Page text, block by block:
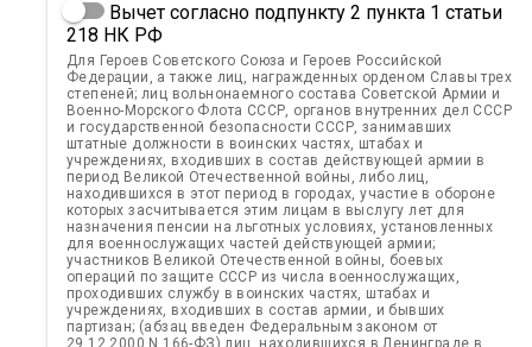
Вычет согласно подпункту 2 пункта 1 статьи
218 НК РФ
Для Героев Советского Союза и Героев Российской
Федерации, а также лиц, награжденных орденом Славы трех
степеней; лиц вольнонаемного состава Советской Армии и
Военно-Морского Флота СССР, органов внутренних дел СССР
и государственной безопасности СССР, занимавших
штатные должности в воинских частях, штабах и
учреждениях, входивших в состав действующей армии в
период Великой Отечественной войны, либо лиц,
находившихся в этот период в городах, участие в обороне
которых засчитывается этим лицам в выслугу лет для
назначения пенсии на льготных условиях, установленных
для военнослужащих частей действующей армии;
участников Великой Отечественной войны, боевых
операций по защите СССР из числа военнослужащих,
проходивших службу в воинских частях, штабах и
учреждениях, входивших в состав армии, и бывших
партизан; (абзац введен Федеральным законом от